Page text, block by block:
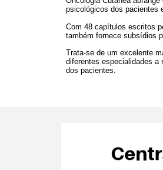
psicológicos dos pacientes
Com 48 capítulos escritos
também fornece subsídios
Trata-se de um excelente
diferentes especialidades a
dos pacientes.